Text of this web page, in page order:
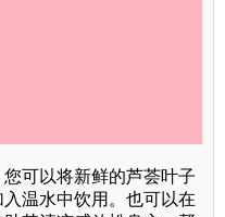
可以将新鲜的芦荟叶子
温水中饮用。也可以在